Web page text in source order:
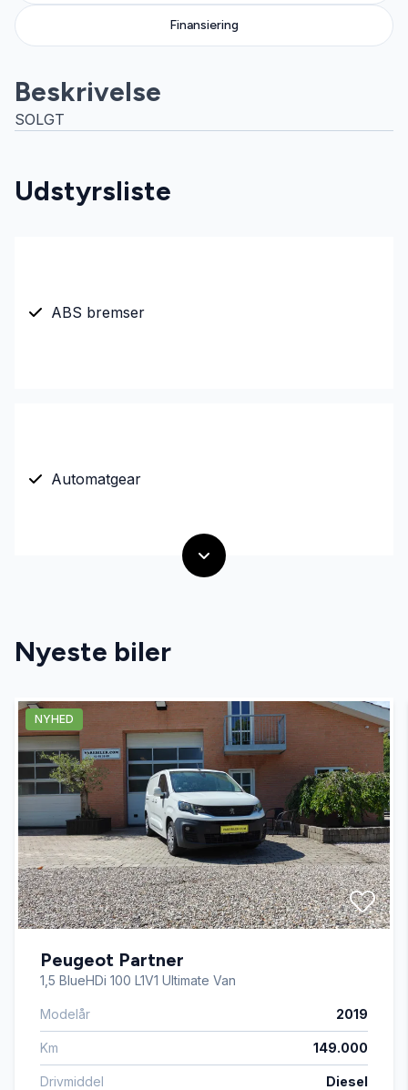
Finansiering
Beskrivelse
SOLGT
Udstyrsliste
ABS bremser
Automatgear
Nyeste biler
NYHED
Peugeot Partner
1,5 BlueHDi 100 L1V1 Ultimate Van
Modelår 2019
Km 149.000
Drivmiddel Diesel